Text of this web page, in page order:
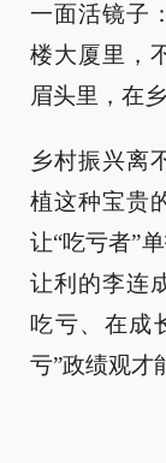
一面活镜子
楼大厦里，
眉头里，在
乡村振兴离
植这种宝贵
让“吃亏者”
让利的李连
吃亏、在成
亏”政绩观才